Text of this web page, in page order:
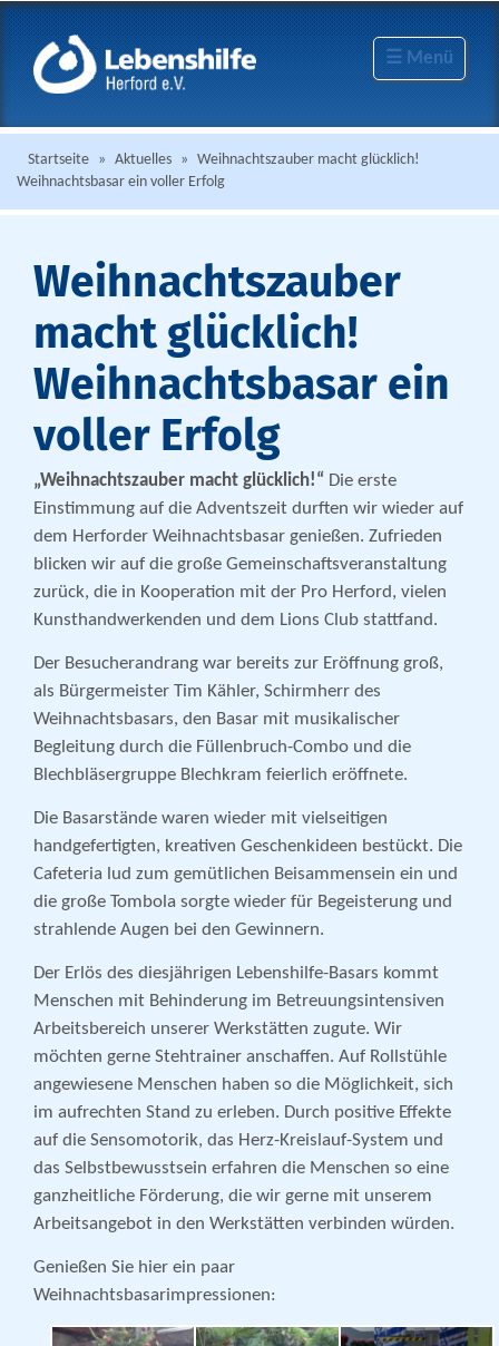
☰ Menü
Startseite » Aktuelles »
Weihnachtszauber macht glücklich!
Weihnachtsbasar ein voller Erfolg
Weihnachtszauber
macht glücklich!
Weihnachtsbasar ein
voller Erfolg
„Weihnachtszauber macht glücklich!“ Die erste
Einstimmung auf die Adventszeit durften wir wieder auf
dem Herforder Weihnachtsbasar genießen. Zufrieden
blicken wir auf die große Gemeinschaftsveranstaltung
zurück, die in Kooperation mit der Pro Herford, vielen
Kunsthandwerkenden und dem Lions Club stattfand.
Der Besucherandrang war bereits zur Eröffnung groß,
als Bürgermeister Tim Kähler, Schirmherr des
Weihnachtsbasars, den Basar mit musikalischer
Begleitung durch die Füllenbruch-Combo und die
Blechbläsergruppe Blechkram feierlich eröffnete.
Die Basarstände waren wieder mit vielseitigen
handgefertigten, kreativen Geschenkideen bestückt. Die
Cafeteria lud zum gemütlichen Beisammensein ein und
die große Tombola sorgte wieder für Begeisterung und
strahlende Augen bei den Gewinnern.
Der Erlös des diesjährigen Lebenshilfe-Basars kommt
Menschen mit Behinderung im Betreuungsintensiven
Arbeitsbereich unserer Werkstätten zugute. Wir
möchten gerne Stehtrainer anschaffen. Auf Rollstühle
angewiesene Menschen haben so die Möglichkeit, sich
im aufrechten Stand zu erleben. Durch positive Effekte
auf die Sensomotorik, das Herz-Kreislauf-System und
das Selbstbewusstsein erfahren die Menschen so eine
ganzheitliche Förderung, die wir gerne mit unserem
Arbeitsangebot in den Werkstätten verbinden würden.
Genießen Sie hier ein paar
Weihnachtsbasarimpressionen: